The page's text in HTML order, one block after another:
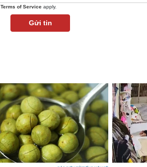
Terms of Service apply.
Gửi tin